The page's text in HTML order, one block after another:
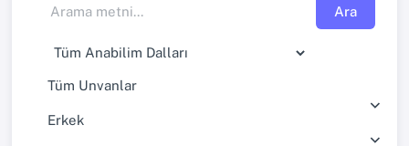
Ara
Tüm Unvanlar
Erkek